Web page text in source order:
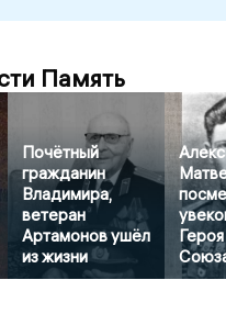
Память
Почётный
гражданин
Владимира,
ветеран
Артамонов ушёл
из жизни